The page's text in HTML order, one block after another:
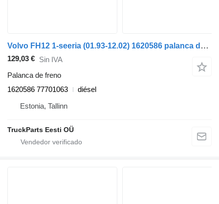
Volvo FH12 1-seeria (01.93-12.02) 1620586 palanca de freno para Volvo FH12, FH16, NH12, FH, VNL780 (1993-2014) cabeza tractora
129,03 € Sin IVA
Palanca de freno
1620586 77701063
diésel
Estonia, Tallinn
TruckParts Eesti OÜ